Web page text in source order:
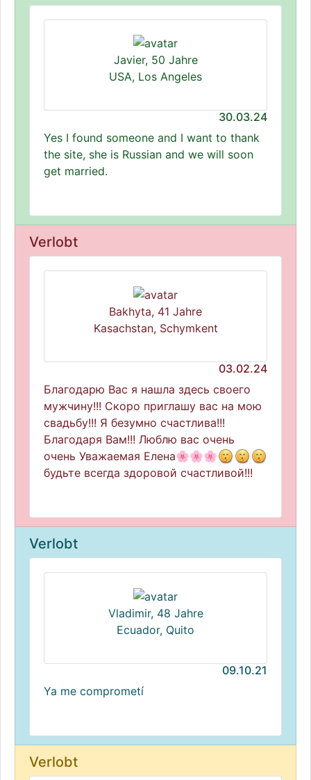
Javier, 50 Jahre
USA, Los Angeles
30.03.24
Yes I found someone and I want to thank
the site, she is Russian and we will soon
get married.
Verlobt
Bakhyta, 41 Jahre
Kasachstan, Schymkent
03.02.24
Благодарю Вас я нашла здесь своего
мужчину!!! Скоро приглашу вас на мою
свадьбу!!! Я безумно счастлива!!!
Благодаря Вам!!! Люблю вас очень
очень Уважаемая Елена🌸🌸🌸
будьте всегда здоровой счастливой!!!
Verlobt
Vladimir, 48 Jahre
Ecuador, Quito
09.10.21
Ya me comprometí
Verlobt